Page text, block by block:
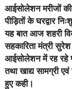
आईसोलेशन मरीजों की
पीड़ितों के घरद्वार
यह बात आज शहरी
सहकारिता मंत्री सुरेश
आईसोलेशन में रह रहे
तथा खाद्य सामग्री
हुए कही।